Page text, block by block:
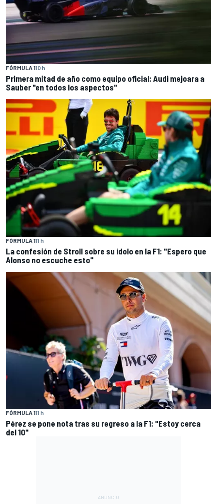
FÓRMULA 110 h
Primera mitad de año como equipo oficial: Audi mejoara a
Sauber "en todos los aspectos"
FÓRMULA 111 h
La confesión de Stroll sobre su ídolo en la F1: "Espero que
Alonso no escuche esto"
FÓRMULA 111 h
Pérez se pone nota tras su regreso a la F1: "Estoy cerca
del 10"